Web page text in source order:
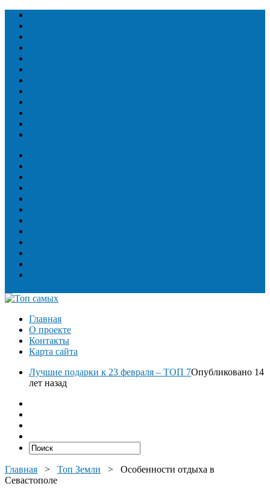
Главная
О проекте
Контакты
Карта сайта
Лучшие подарки к 23 февраля – ТОП 7Опубликовано 14
лет назад
Главная > Топ Земли > Особенности отдыха в
Севастополе